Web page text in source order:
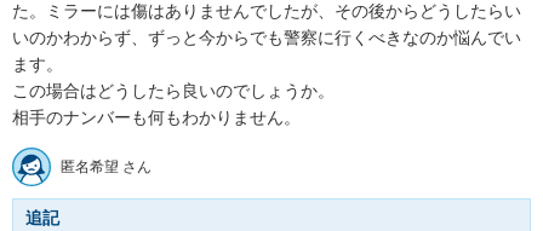
た。ミラーには傷はありませんでしたが、その後からどうしたらい
いのかわからず、ずっと今からでも警察に行くべきなのか悩んでい
ます。
この場合はどうしたら良いのでしょうか。
相手のナンバーも何もわかりません。
匿名希望 さん
追記